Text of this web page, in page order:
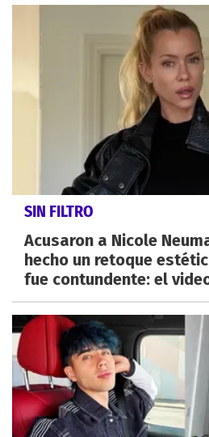
SIN FILTRO
Acusaron a Nicole
hecho un retoque
fue contundente: el